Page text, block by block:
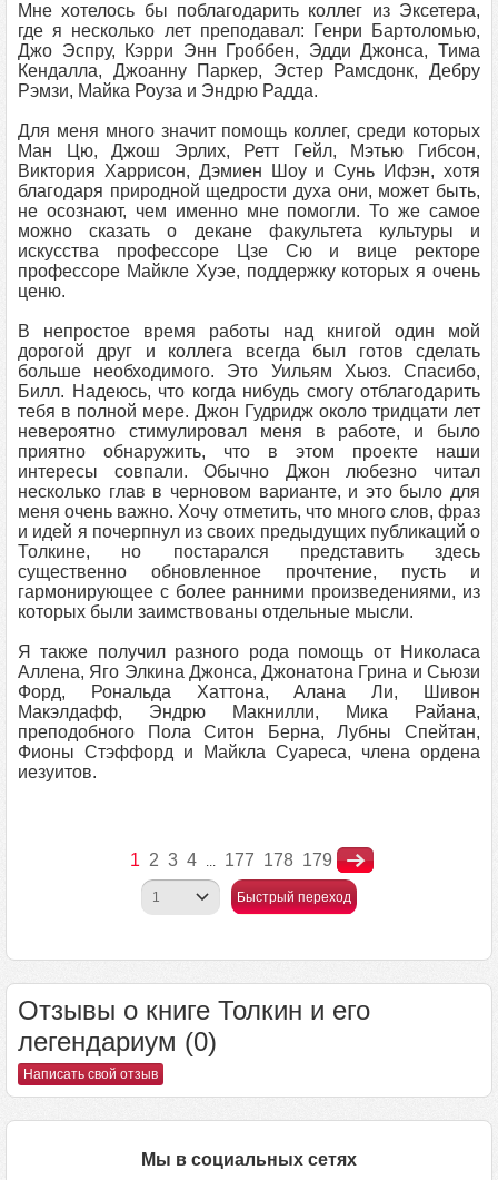
Мне хотелось бы поблагодарить коллег из Эксетера,
где я несколько лет преподавал: Генри Бартоломью,
Джо Эспру, Кэрри Энн Гроббен, Эдди Джонса, Тима
Кендалла, Джоанну Паркер, Эстер Рамсдонк, Дебру
Рэмзи, Майка Роуза и Эндрю Радда.
Для меня много значит помощь коллег, среди которых
Ман Цю, Джош Эрлих, Ретт Гейл, Мэтью Гибсон,
Виктория Харрисон, Дэмиен Шоу и Сунь Ифэн, хотя
благодаря природной щедрости духа они, может быть,
не осознают, чем именно мне помогли. То же самое
можно сказать о декане факультета культуры и
искусства профессоре Цзе Сю и вице ректоре
профессоре Майкле Хуэе, поддержку которых я очень
ценю.
В непростое время работы над книгой один мой
дорогой друг и коллега всегда был готов сделать
больше необходимого. Это Уильям Хьюз. Спасибо,
Билл. Надеюсь, что когда нибудь смогу отблагодарить
тебя в полной мере. Джон Гудридж около тридцати лет
невероятно стимулировал меня в работе, и было
приятно обнаружить, что в этом проекте наши
интересы совпали. Обычно Джон любезно читал
несколько глав в черновом варианте, и это было для
меня очень важно. Хочу отметить, что много слов, фраз
и идей я почерпнул из своих предыдущих публикаций о
Толкине, но постарался представить здесь
существенно обновленное прочтение, пусть и
гармонирующее с более ранними произведениями, из
которых были заимствованы отдельные мысли.
Я также получил разного рода помощь от Николаса
Аллена, Яго Элкина Джонса, Джонатона Грина и Сьюзи
Форд, Рональда Хаттона, Алана Ли, Шивон
Макэлдафф, Эндрю Макнилли, Мика Райана,
преподобного Пола Ситон Берна, Лубны Спейтан,
Фионы Стэффорд и Майкла Суареса, члена ордена
иезуитов.
1 2 3 4 ... 177 178 179
Быстрый переход
Отзывы о книге Толкин и его
легендариум (0)
Написать свой отзыв
Мы в социальных сетях